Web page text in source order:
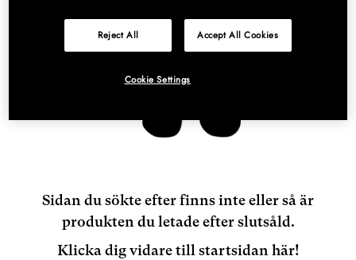
Sidan du sökte efter finns inte eller så är
produkten du letade efter slutsåld.
Klicka dig vidare till startsidan här!
Reject All Accept All Cookies
Cookie Settings